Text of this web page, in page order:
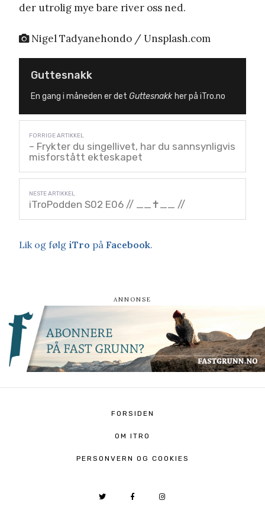
der utrolig mye bare river oss ned.
Nigel Tadyanehondo / Unsplash.com
Guttesnakk
En gang i måneden er det Guttesnakk her på iTro.no
– Frykter du singellivet, har du sannsynligvis
misforstått ekteskapet
iTroPodden S02 E06 // __✝__ //
Lik og følg iTro på Facebook.
FORSIDEN
OM ITRO
PERSONVERN OG COOKIES